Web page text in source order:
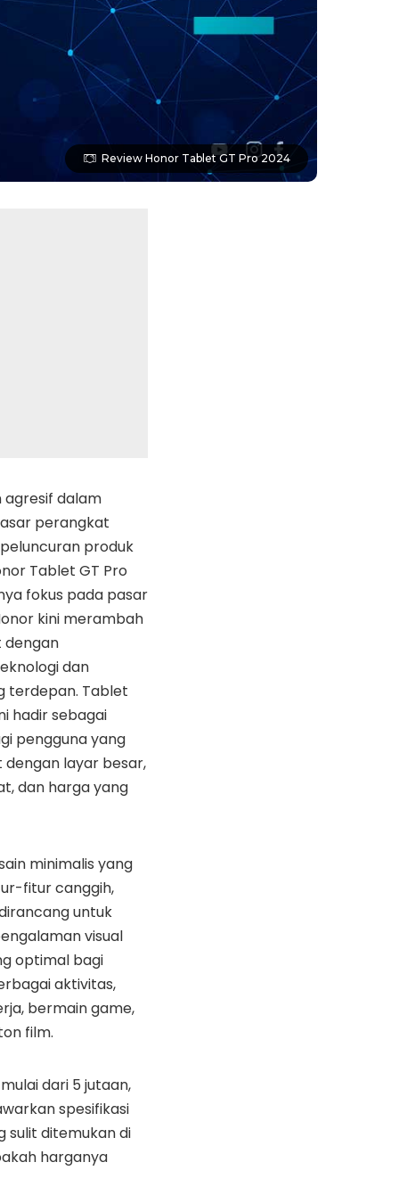
Review Honor Tablet GT Pro 2024
agresif dalam
perangkat
produk
Tablet GT Pro
fokus pada pasar
kini merambah
dengan
dan
terdepan. Tablet
hadir sebagai
pengguna yang
layar besar,
dan harga yang
minimalis yang
fitur canggih,
untuk
visual
optimal bagi
aktivitas,
bermain game,
film.
dari 5 jutaan,
spesifikasi
sulit ditemukan di
harganya